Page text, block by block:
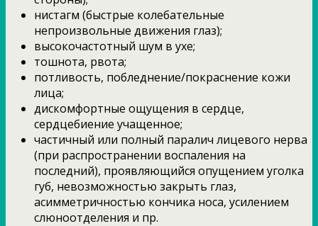
нистагм (быстрые колебательные
непроизвольные движения глаз);
высокочастотный шум в ухе;
тошнота, рвота;
потливость, побледнение/покраснение кожи
лица;
дискомфортные ощущения в сердце,
сердцебиение учащенное;
частичный или полный паралич лицевого нерва
(при распространении воспаления на
последний), проявляющийся опущением уголка
губ, невозможностью закрыть глаз,
асимметричностью кончика носа, усилением
слюноотделения и пр.